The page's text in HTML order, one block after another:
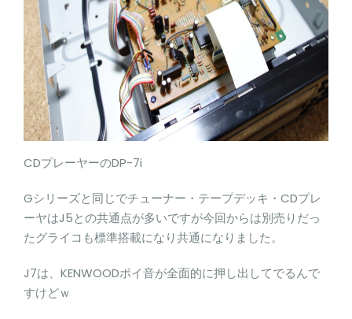
CDプレーヤーのDP-7i
Gシリーズと同じでチューナー・テープデッキ・CDプレ
ーヤはJ5との共通点が多いですが今回からは別売りだっ
たグライコも標準搭載になり共通になりました。
J7は、KENWOODポイ音が全面的に押し出してでるんで
すけどｗ